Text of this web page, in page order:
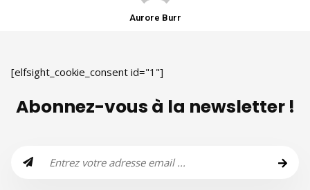
Aurore Burr
[elfsight_cookie_consent id="1"]
Abonnez-vous à la newsletter !